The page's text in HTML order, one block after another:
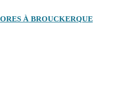
À BROUCKERQUE